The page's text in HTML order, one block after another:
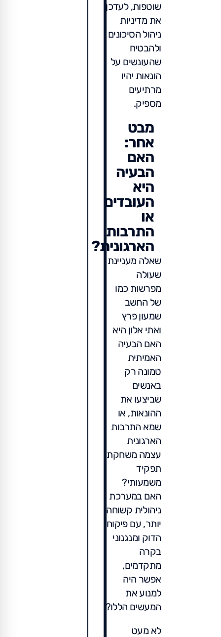
שוטפות, לעדכן
את מדיניות
ניהול הסיכונים
ולהבטיח
שהעונשים על
הונאות יהיו
מרתיעים
מספיק.
מבט
אחר:
האם
הבעיה
היא
העובדים
או
התרבות
הארגונית?
שאלה מעניינת
שעולה
מפרשות כמו
של החשב
שמעון פרץ
ואתי אלון היא
האם הבעיה
האמיתית
טמונה רק
באנשים
שביצעו את
ההונאות, או
שמא התרבות
הארגונית
עצמה משחקת
תפקיד
משמעותי?
האם במערכת
ניהולית קשוחה
יותר, עם פיקוח
הדוק ומנגנוני
בקרה
מתקדמים,
אפשר היה
למנוע את
המעשים הללו?
לא מעט